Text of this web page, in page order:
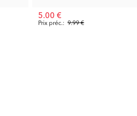
Prix préc.: 9.99 €
5.00 €